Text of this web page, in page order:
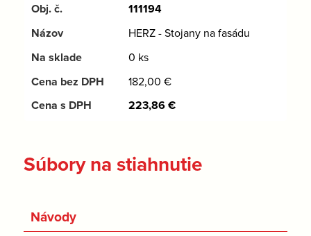
111194
HERZ - Stojany na fasádu
0 ks
182,00 €
223,86€
Súbory na stiahnutie
Návody